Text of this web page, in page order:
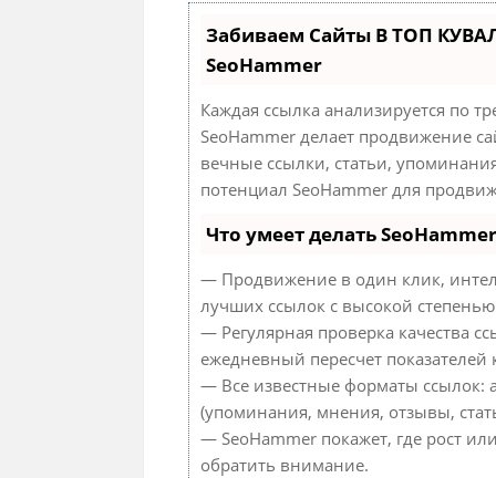
Забиваем Сайты В ТОП
SeoHammer
Каждая ссылка анализируется по
SeoHammer делает продвижение
вечные ссылки, статьи,
потенциал SeoHammer для
Что умеет делать SeoHammer
— Продвижение в один клик,
лучших ссылок с высокой
— Регулярная проверка качества
ежедневный пересчет показателей
— Все известные форматы ссылок:
(упоминания, мнения, отзывы,
— SeoHammer покажет, где рост
обратить внимание.